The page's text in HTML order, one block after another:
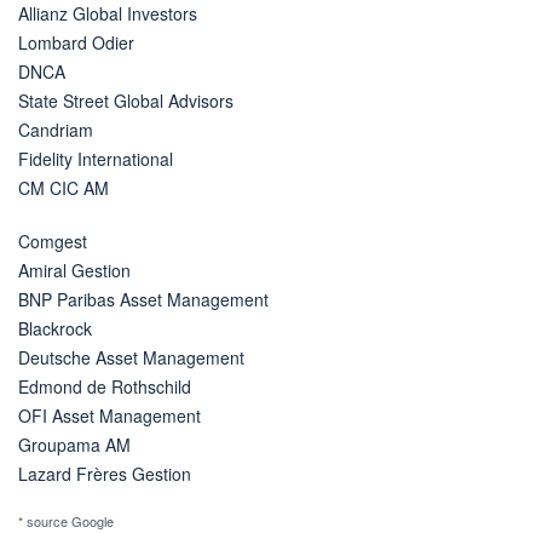
Allianz Global Investors
Lombard Odier
DNCA
State Street Global Advisors
Candriam
Fidelity International
CM CIC AM
Comgest
Amiral Gestion
BNP Paribas Asset Management
Blackrock
Deutsche Asset Management
Edmond de Rothschild
OFI Asset Management
Groupama AM
Lazard Frères Gestion
* source Google